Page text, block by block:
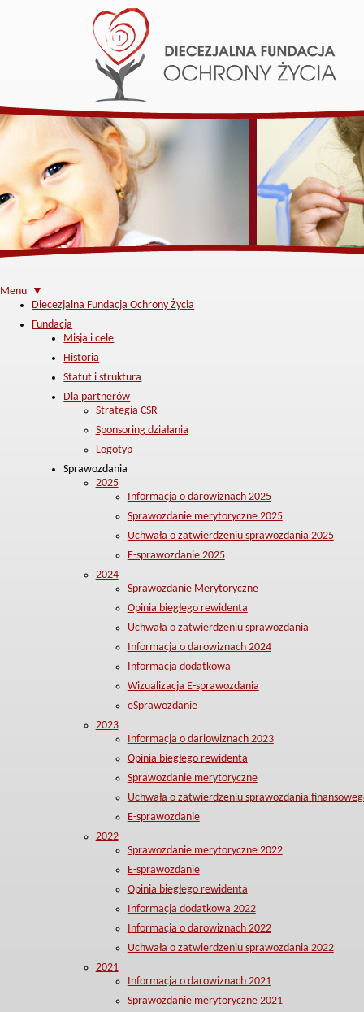
Menu ▼
Diecezjalna Fundacja Ochrony Życia
Fundacja
Misja i cele
Historia
Statut i struktura
Dla partnerów
Strategia CSR
Sponsoring działania
Logotyp
Sprawozdania
2025
Informacja o darowiznach 2025
Sprawozdanie merytoryczne 2025
Uchwała o zatwierdzeniu sprawozdania 2025
E-sprawozdanie 2025
2024
Sprawozdanie Merytoryczne
Opinia biegłego rewidenta
Uchwała o zatwierdzeniu sprawozdania
Informacja o darowiznach 2024
Informacja dodatkowa
Wizualizacja E-sprawozdania
eSprawozdanie
2023
Informacja o dariowiznach 2023
Opinia biegłego rewidenta
Sprawozdanie merytoryczne
Uchwała o zatwierdzeniu sprawozdania
E-sprawozdanie
2022
Sprawozdanie merytoryczne 2022
E-sprawozdanie
Opinia biegłego rewidenta
Informacja dodatkowa 2022
Informacja o darowiznach 2022
Uchwała o zatwierdzeniu sprawozdania 2022
2021
Informacja o darowiznach 2021
Sprawozdanie merytoryczne 2021